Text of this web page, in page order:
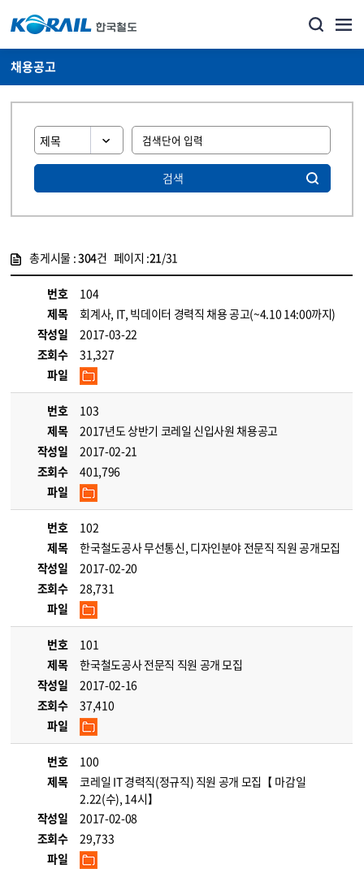
채용공고
검색
총게시물 :304건 페이지 :21/31
번호
104
제목
회계사, IT, 빅데이터 경력직 채용 공고(~4.10 14:00까지)
작성일
2017-03-22
조회수
31,327
파일
번호
103
제목
2017년도 상반기 코레일 신입사원 채용공고
작성일
2017-02-21
조회수
401,796
파일
번호
102
제목
한국철도공사 무선통신, 디자인분야 전문직 직원 공개모집
작성일
2017-02-20
조회수
28,731
파일
번호
101
제목
한국철도공사 전문직 직원 공개 모집
작성일
2017-02-16
조회수
37,410
파일
번호
100
제목
코레일 IT 경력직(정규직) 직원 공개 모집【 마감일
2.22(수), 14시】
작성일
2017-02-08
조회수
29,733
파일